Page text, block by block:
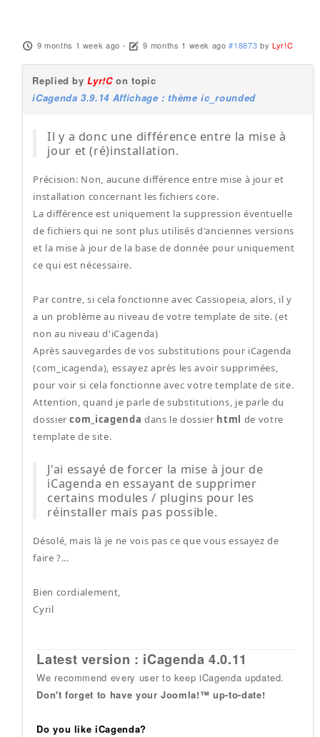
9 months 1 week ago - 9 months 1 week ago #18873 by Lyr!C
Replied byLyr!Con topic
iCagenda 3.9.14 Affichage : thème ic_rounded
Il y a donc une différence entre la mise à
jour et (ré)installation.
Précision: Non, aucune différence entre mise à jour et
installation concernant les fichiers core.
La différence est uniquement la suppression éventuelle
de fichiers qui ne sont plus utilisés d'anciennes versions
et la mise à jour de la base de donnée pour uniquement
ce qui est nécessaire.
Par contre, si cela fonctionne avec Cassiopeia, alors, il y
a un problème au niveau de votre template de site. (et
non au niveau d'iCagenda)
Après sauvegardes de vos substitutions pour iCagenda
(com_icagenda), essayez après les avoir supprimées,
pour voir si cela fonctionne avec votre template de site.
Attention, quand je parle de substitutions, je parle du
dossiercom_icagenda dans le dossier html de votre
template de site.
J'ai essayé de forcer la mise à jour de
iCagenda en essayant de supprimer
certains modules / plugins pour les
réinstaller mais pas possible.
Désolé, mais là je ne vois pas ce que vous essayez de
faire ?...
Bien cordialement,
Cyril
Latest version : iCagenda 4.0.11
We recommend every user to keep iCagenda updated.
Don't forget to have your Joomla!™ up-to-date!
Do you like iCagenda?